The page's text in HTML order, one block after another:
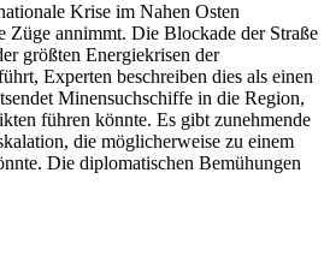
Krise im Nahen Osten
Züge annimmt. Die Blockade der Straße
größten Energiekrisen der
Experten beschreiben dies als einen
Minensuchschiffe in die Region,
führen könnte. Es gibt zunehmende
die möglicherweise zu einem
Die diplomatischen Bemühungen